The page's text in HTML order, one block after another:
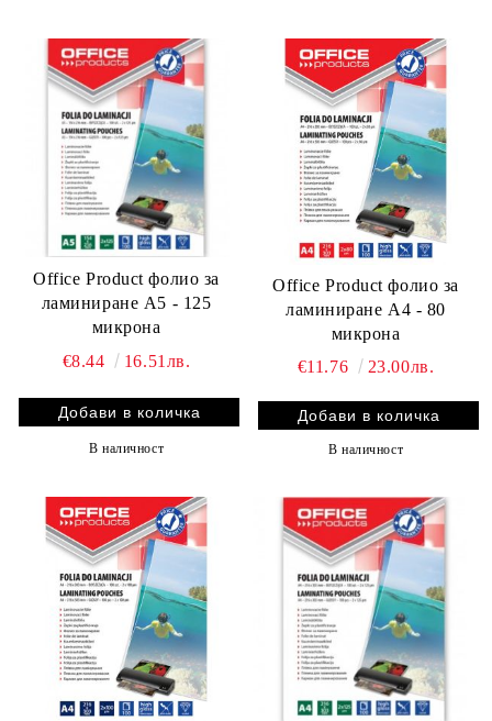
Office Product фолио за
ламиниране А5 - 125
микрона
€8.44
16.51лв.
В наличност
Office Product фолио за
ламиниране А4 - 80
микрона
€11.76
23.00лв.
В наличност